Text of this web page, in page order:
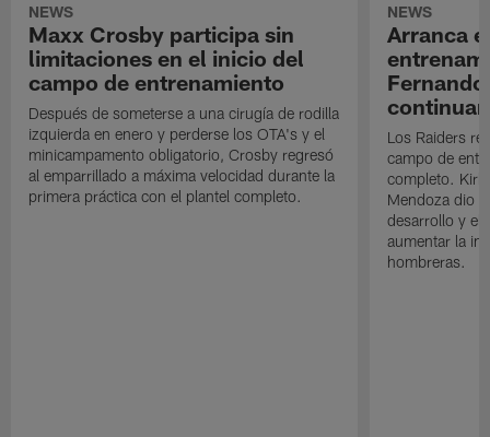
NEWS
Maxx Crosby participa sin
limitaciones en el inicio del
campo de entrenamiento
Después de someterse a una cirugía de rodilla
izquierda en enero y perderse los OTA's y el
minicampamento obligatorio, Crosby regresó
al emparrillado a máxima velocidad durante la
primera práctica con el plantel completo.
NEWS
Arranca
Los Raiders
campo de
completo. Kirk
Mendoza dio
desarrollo y el
aumentar la
hombreras.